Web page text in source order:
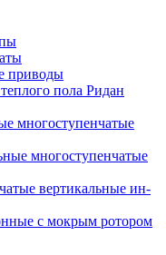
приводы
пола Ридан
многоступенчатые
многоступенчатые
вертикальные ин-
с мокрым ротором